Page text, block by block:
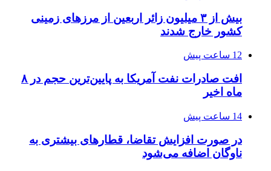
بیش از ۳ میلیون زائر اربعین از مرزهای زمینی
کشور خارج شدند
12 ساعت پیش
افت صادرات نفت آمریکا به پایین‌ترین حجم در ۸
ماه اخیر
14 ساعت پیش
در صورت افزایش تقاضا، قطارهای بیشتری به
ناوگان اضافه می‌شود